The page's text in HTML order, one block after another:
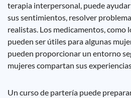
terapia interpersonal, puede
sus sentimientos, resolver
realistas. Los medicamentos, como
pueden ser útiles para algunas
pueden proporcionar un entorno
mujeres compartan sus
Un curso de partería puede